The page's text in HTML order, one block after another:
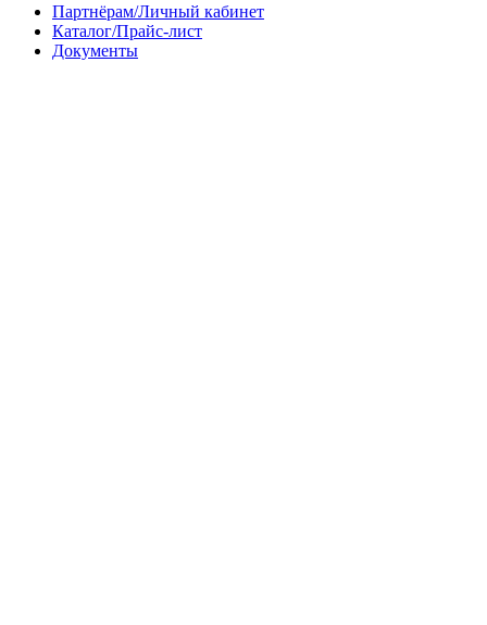
Партнёрам/Личный кабинет
Каталог/Прайс-лист
Документы